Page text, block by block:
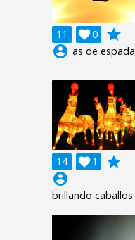
11 0

grade
account_circle as de espada
14 1

grade
account_circle
brillando caballos